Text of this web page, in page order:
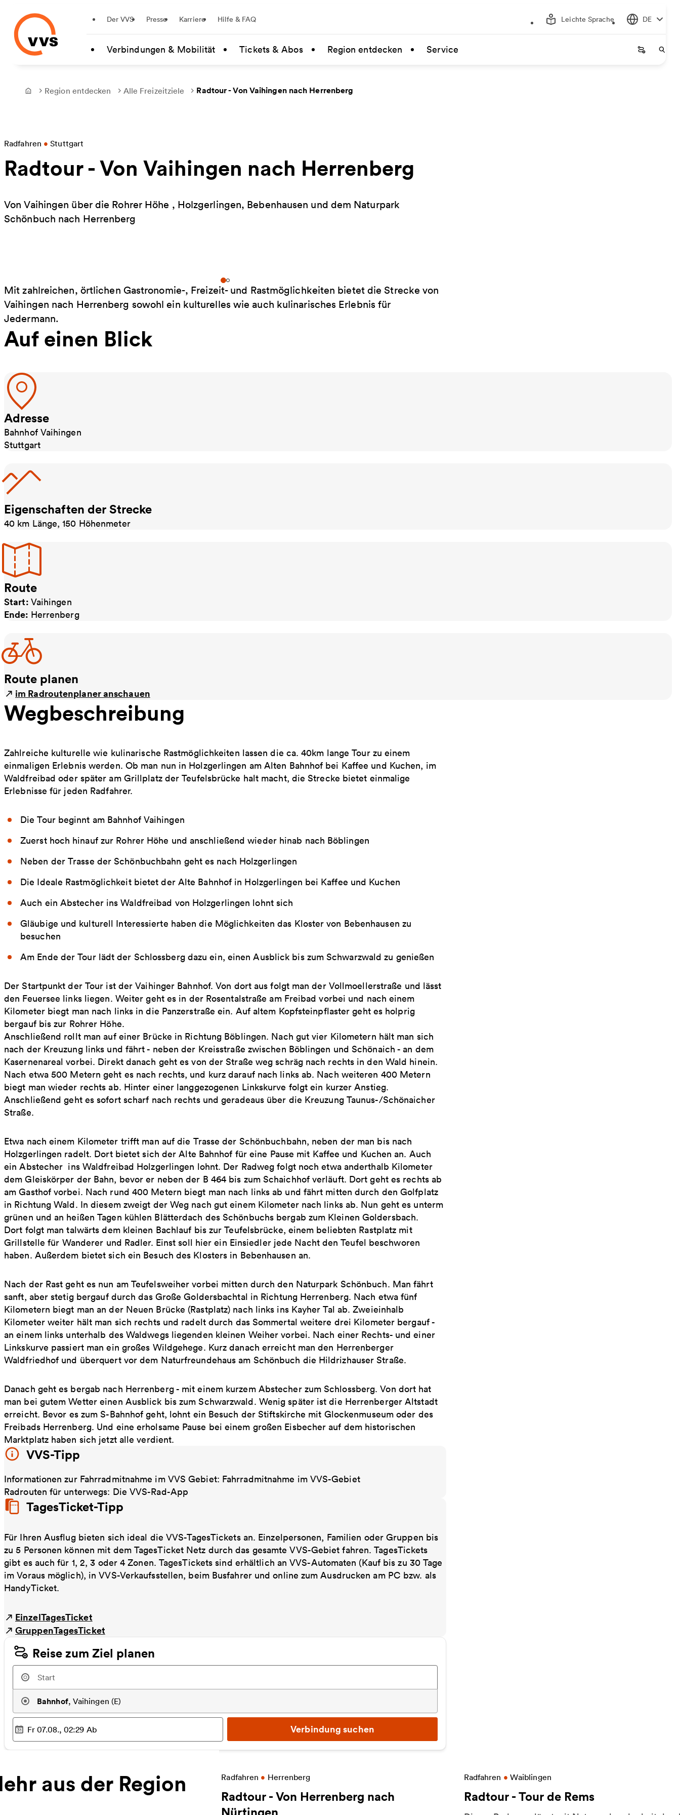
Zum Hauptinhalt springen
Der VVS Presse Karriere Hilfe & FAQ Leichte Sprache DE
Verbindungen & Mobilität Tickets & Abos Region entdecken Service Startseite
Frontpage
Region entdecken Alle Freizeitziele Radtour - Von Vaihingen nach Herrenberg
Radfahren • Stuttgart
Radtour - Von Vaihingen nach Herrenberg
Von Vaihingen über die Rohrer Höhe , Holzgerlingen, Bebenhausen und dem Naturpark
Schönbuch nach Herrenberg
Mit zahlreichen, örtlichen Gastronomie-, Freizeit- und Rastmöglichkeiten bietet die Strecke von
Vaihingen nach Herrenberg sowohl ein kulturelles wie auch kulinarisches Erlebnis für
Jedermann.
Auf einen Blick
Adresse
Bahnhof Vaihingen
Stuttgart
Eigenschaften der Strecke
40 km Länge, 150 Höhenmeter
Route
Start: Vaihingen
Ende: Herrenberg
Route planen
im Radroutenplaner anschauen
Wegbeschreibung
Zahlreiche kulturelle wie kulinarische Rastmöglichkeiten lassen die ca. 40km lange Tour zu einem
einmaligen Erlebnis werden. Ob man nun in Holzgerlingen am Alten Bahnhof bei Kaffee und Kuchen, im
Waldfreibad oder später am Grillplatz der Teufelsbrücke halt macht, die Strecke bietet einmalige
Erlebnisse für jeden Radfahrer.
Die Tour beginnt am Bahnhof Vaihingen
Zuerst hoch hinauf zur Rohrer Höhe und anschließend wieder hinab nach Böblingen
Neben der Trasse der Schönbuchbahn geht es nach Holzgerlingen
Die Ideale Rastmöglichkeit bietet der Alte Bahnhof in Holzgerlingen bei Kaffee und Kuchen
Auch ein Abstecher ins Waldfreibad von Holzgerlingen lohnt sich
Gläubige und kulturell Interessierte haben die Möglichkeiten das Kloster von Bebenhausen zu
besuchen
Am Ende der Tour lädt der Schlossberg dazu ein, einen Ausblick bis zum Schwarzwald zu genießen
Der Startpunkt der Tour ist der Vaihinger Bahnhof. Von dort aus folgt man der Vollmoellerstraße und lässt
den Feuersee links liegen. Weiter geht es in der Rosentalstraße am Freibad vorbei und nach einem
Kilometer biegt man nach links in die Panzerstraße ein. Auf altem Kopfsteinpflaster geht es holprig
bergauf bis zur Rohrer Höhe.
Anschließend rollt man auf einer Brücke in Richtung Böblingen. Nach gut vier Kilometern hält man sich
nach der Kreuzung links und fährt - neben der Kreisstraße zwischen Böblingen und Schönaich - an dem
Kasernenareal vorbei. Direkt danach geht es von der Straße weg schräg nach rechts in den Wald hinein.
Nach etwa 500 Metern geht es nach rechts, und kurz darauf nach links ab. Nach weiteren 400 Metern
biegt man wieder rechts ab. Hinter einer langgezogenen Linkskurve folgt ein kurzer Anstieg.
Anschließend geht es sofort scharf nach rechts und geradeaus über die Kreuzung Taunus-/Schönaicher
Straße.
Etwa nach einem Kilometer trifft man auf die Trasse der Schönbuchbahn, neben der man bis nach
Holzgerlingen radelt. Dort bietet sich der Alte Bahnhof für eine Pause mit Kaffee und Kuchen an. Auch
ein Abstecher ins Waldfreibad Holzgerlingen lohnt. Der Radweg folgt noch etwa anderthalb Kilometer
dem Gleiskörper der Bahn, bevor er neben der B 464 bis zum Schaichhof verläuft. Dort geht es rechts ab
am Gasthof vorbei. Nach rund 400 Metern biegt man nach links ab und fährt mitten durch den Golfplatz
in Richtung Wald. In diesem zweigt der Weg nach gut einem Kilometer nach links ab. Nun geht es unterm
grünen und an heißen Tagen kühlen Blätterdach des Schönbuchs bergab zum Kleinen Goldersbach.
Dort folgt man talwärts dem kleinen Bachlauf bis zur Teufelsbrücke, einem beliebten Rastplatz mit
Grillstelle für Wanderer und Radler. Einst soll hier ein Einsiedler jede Nacht den Teufel beschworen
haben. Außerdem bietet sich ein Besuch des Klosters in Bebenhausen an.
Nach der Rast geht es nun am Teufelsweiher vorbei mitten durch den Naturpark Schönbuch. Man fährt
sanft, aber stetig bergauf durch das Große Goldersbachtal in Richtung Herrenberg. Nach etwa fünf
Kilometern biegt man an der Neuen Brücke (Rastplatz) nach links ins Kayher Tal ab. Zweieinhalb
Kilometer weiter hält man sich rechts und radelt durch das Sommertal weitere drei Kilometer bergauf -
an einem links unterhalb des Waldwegs liegenden kleinen Weiher vorbei. Nach einer Rechts- und einer
Linkskurve passiert man ein großes Wildgehege. Kurz danach erreicht man den Herrenberger
Waldfriedhof und überquert vor dem Naturfreundehaus am Schönbuch die Hildrizhauser Straße.
Danach geht es bergab nach Herrenberg - mit einem kurzem Abstecher zum Schlossberg. Von dort hat
man bei gutem Wetter einen Ausblick bis zum Schwarzwald. Wenig später ist die Herrenberger Altstadt
erreicht. Bevor es zum S-Bahnhof geht, lohnt ein Besuch der Stiftskirche mit Glockenmuseum oder des
Freibads Herrenberg. Und eine erholsame Pause bei einem großen Eisbecher auf dem historischen
Marktplatz haben sich jetzt alle verdient.
VVS-Tipp
Informationen zur Fahrradmitnahme im VVS Gebiet: Fahrradmitnahme im VVS-Gebiet
Radrouten für unterwegs: Die VVS-Rad-App
TagesTicket-Tipp
Für Ihren Ausflug bieten sich ideal die VVS-TagesTickets an. Einzelpersonen, Familien oder Gruppen bis
zu 5 Personen können mit dem TagesTicket Netz durch das gesamte VVS-Gebiet fahren. TagesTickets
gibt es auch für 1, 2, 3 oder 4 Zonen. TagesTickets sind erhältlich an VVS-Automaten (Kauf bis zu 30 Tage
im Voraus möglich), in VVS-Verkaufsstellen, beim Busfahrer und online zum Ausdrucken am PC bzw. als
HandyTicket.
EinzelTagesTicket
GruppenTagesTicket
Reise zum Ziel planen
Bahnhof, Vaihingen (E)
Ausgewählter Zeitpunkt
Fr 07.08., 02:29 Ab Verbindung suchen
aus der Region Radfahren • Herrenberg
Radtour - Von Herrenberg nach
Nürtingen
Weitere Informationen zu Radtour - Von Herrenberg nach Nürtingen
Radfahren • Waiblingen
Radtour - Tour de Rems
Weitere Informationen zu Radtour - Tour de Rems